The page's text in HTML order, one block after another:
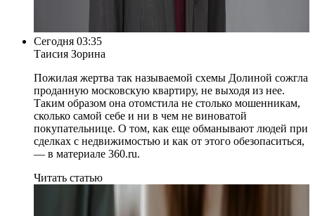
Сегодня 03:35
Таисия Зорина
Пожилая жертва так называемой схемы Долиной сожгла
проданную московскую квартиру, не выходя из нее.
Таким образом она отомстила не столько мошенникам,
сколько самой себе и ни в чем не виноватой
покупательнице. О том, как еще обманывают людей при
сделках с недвижимостью и как от этого обезопаситься,
— в материале 360.ru.
Читать статью